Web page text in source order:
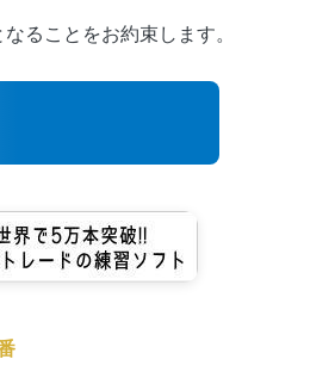
ることをお約束します。